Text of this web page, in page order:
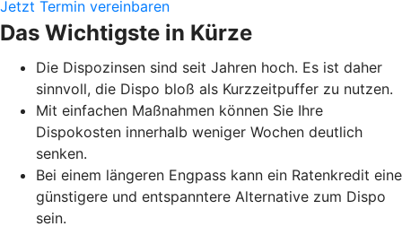
Jetzt Termin vereinbaren
Das Wichtigste in Kürze
Die Dispozinsen sind seit Jahren hoch. Es ist daher
sinnvoll, die Dispo bloß als Kurzzeitpuffer zu nutzen.
Mit einfachen Maßnahmen können Sie Ihre
Dispokosten innerhalb weniger Wochen deutlich
senken.
Bei einem längeren Engpass kann ein Ratenkredit eine
günstigere und entspanntere Alternative zum Dispo
sein.